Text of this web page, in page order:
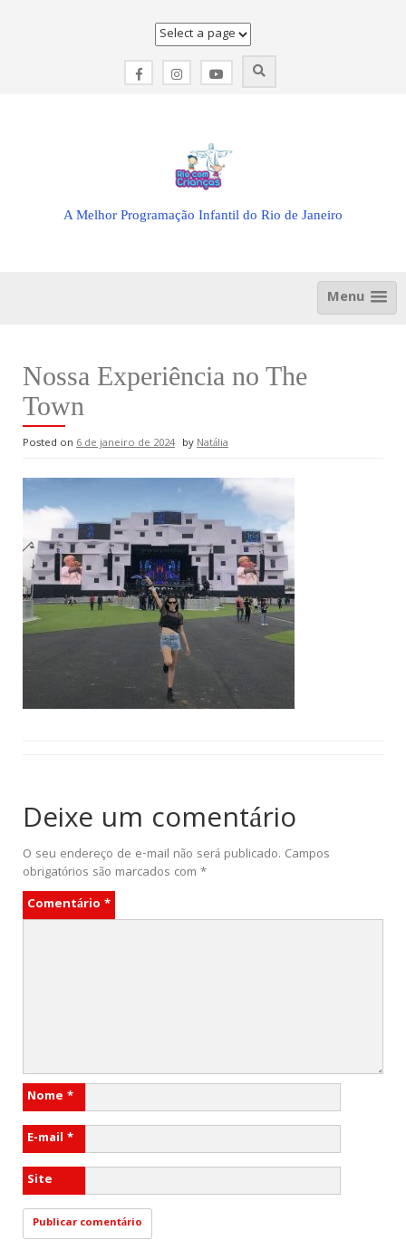
A Melhor Programação Infantil do Rio de Janeiro
Menu
Nossa Experiência no The
Town
Posted on 6 de janeiro de 2024 byNatália
Deixe um comentário
O seu endereço de e-mail não será publicado. Campos
obrigatórios são marcados com *
Comentário *
Nome *
E-mail *
Site